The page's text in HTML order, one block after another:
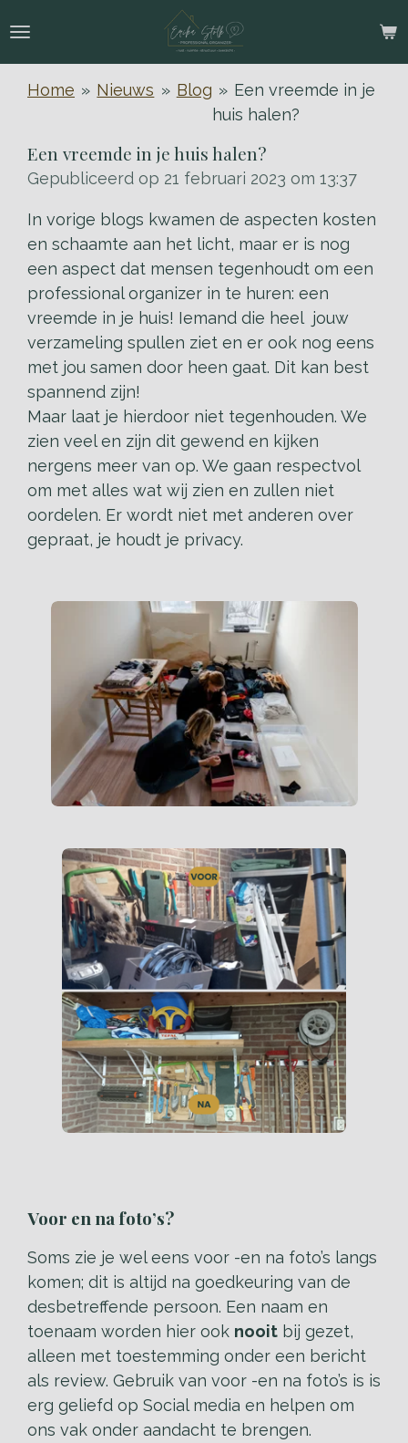
naar
Home » Nieuws » Blog » Een vreemde in je
huis halen?
Een vreemde in je huis halen?
Gepubliceerd op 21 februari 2023 om 13:37
In vorige blogs kwamen de aspecten kosten
en schaamte aan het licht, maar er is nog
een aspect dat mensen tegenhoudt om een
professional organizer in te huren: een
vreemde in je huis! Iemand die heel jouw
verzameling spullen ziet en er ook nog eens
met jou samen door heen gaat. Dit kan best
spannend zijn!
Maar laat je hierdoor niet tegenhouden. We
zien veel en zijn dit gewend en kijken
nergens meer van op. We gaan respectvol
om met alles wat wij zien en zullen niet
oordelen. Er wordt niet met anderen over
gepraat, je houdt je privacy.
Voor en na foto’s?
Soms zie je wel eens voor -en na foto’s langs
komen; dit is altijd na goedkeuring van de
desbetreffende persoon. Een naam en
toenaam worden hier ook nooit bij gezet,
alleen met toestemming onder een bericht
als review. Gebruik van voor -en na foto’s is is
erg geliefd op Social media en helpen om
ons vak onder aandacht te brengen.